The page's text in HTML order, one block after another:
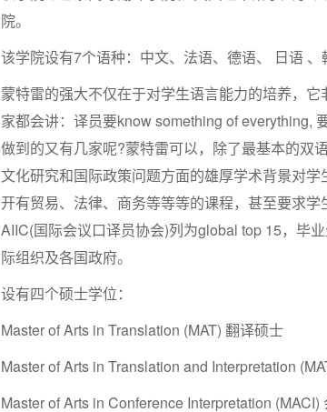
院。
该学院设有7个语种：中文、法语、德语、 日语 、
蒙特雷的强大不仅在于对学生语言能力的培养，
家都会讲：译员要know something of everything,
做到的又有几家呢?蒙特雷可以，除了最基本的双
文化研究和国际政策问题方面的雄厚学术背景对
开有贸易、法律、商务等等等的课程，甚至要求
AIIC(国际会议口译员协会)列为global top 15，毕
际组织及各国政府。
设有四个硕士学位：
Master of Arts in Translation (MAT) 翻译硕士
Master of Arts in Translation and Interpretation
Master of Arts in Conference Interpretation (MACI)